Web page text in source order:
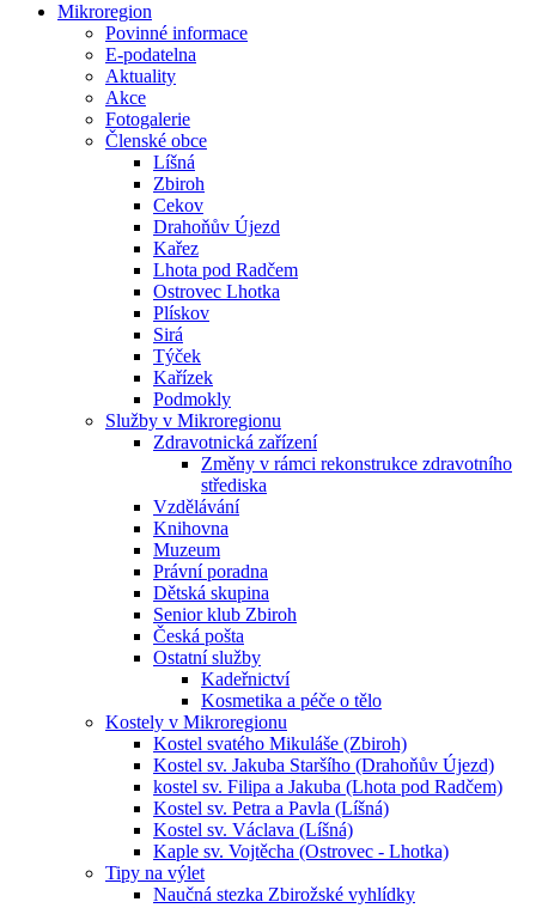
Mikroregion
Povinné informace
E-podatelna
Aktuality
Akce
Fotogalerie
Členské obce
Líšná
Zbiroh
Cekov
Drahoňův Újezd
Kařez
Lhota pod Radčem
Ostrovec Lhotka
Plískov
Sirá
Týček
Kařízek
Podmokly
Služby v Mikroregionu
Zdravotnická zařízení
Změny v rámci rekonstrukce zdravotního
střediska
Vzdělávání
Knihovna
Muzeum
Právní poradna
Dětská skupina
Senior klub Zbiroh
Česká pošta
Ostatní služby
Kadeřnictví
Kosmetika a péče o tělo
Kostely v Mikroregionu
Kostel svatého Mikuláše (Zbiroh)
Kostel sv. Jakuba Staršího (Drahoňův Újezd)
kostel sv. Filipa a Jakuba (Lhota pod Radčem)
Kostel sv. Petra a Pavla (Líšná)
Kostel sv. Václava (Líšná)
Kaple sv. Vojtěcha (Ostrovec - Lhotka)
Tipy na výlet
Naučná stezka Zbirožské vyhlídky